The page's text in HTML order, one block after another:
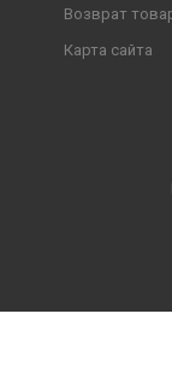
Возврат
Карта сайта